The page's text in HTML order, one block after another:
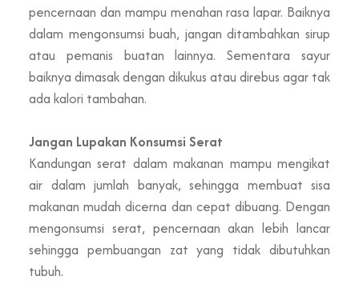
pencernaan dan mampu menahan rasa lapar. Baiknya
dalam mengonsumsi buah, jangan ditambahkan sirup
atau pemanis buatan lainnya. Sementara sayur
baiknya dimasak dengan dikukus atau direbus agar tak
ada kalori tambahan.
Jangan Lupakan Konsumsi Serat
Kandungan serat dalam makanan mampu mengikat
air dalam jumlah banyak, sehingga membuat sisa
makanan mudah dicerna dan cepat dibuang. Dengan
mengonsumsi serat, pencernaan akan lebih lancar
sehingga pembuangan zat yang tidak dibutuhkan
tubuh.